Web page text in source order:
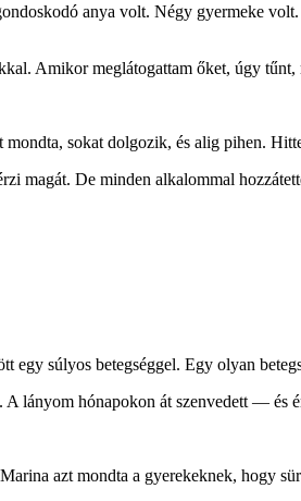
anya volt. Négy gyermeke
Amikor meglátogattam őket, úgy tűnt,
sokat dolgozik, és alig pihen.
magát. De minden alkalommal
egy súlyos betegséggel. Egy olyan
lányom hónapokon át szenvedett — és
azt mondta a gyerekeknek, hogy